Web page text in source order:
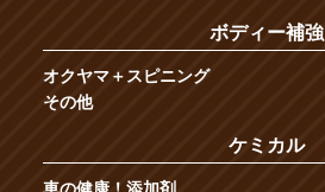
ボディー補強
オクヤマ＋スピニング
その他
ケミカル
車の健康！添加剤